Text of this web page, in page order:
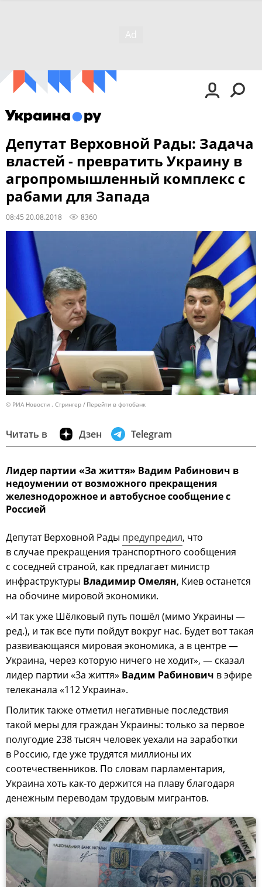
Депутат Верховной Рады: Задача
властей - превратить Украину в
агропромышленный комплекс с
рабами для Запада
08:45 20.08.2018 8360
© РИА Новости . Стрингер Перейти в фотобанк
Читать в Дзен Telegram
Лидер партии «За життя» Вадим Рабинович в
недоумении от возможного прекращения
железнодорожное и автобусное сообщение с
Россией
Депутат Верховной Рады предупредил, что
в случае прекращения транспортного сообщения
с соседней страной, как предлагает министр
инфраструктуры Владимир Омелян, Киев останется
на обочине мировой экономики.
«И так уже Шёлковый путь пошёл (мимо Украины —
ред.), и так все пути пойдут вокруг нас. Будет вот такая
развивающаяся мировая экономика, а в центре —
Украина, через которую ничего не ходит», — сказал
лидер партии «За життя» Вадим Рабинович в эфире
телеканала «112 Украина».
Политик также отметил негативные последствия
такой меры для граждан Украины: только за первое
полугодие 238 тысяч человек уехали на заработки
в Россию, где уже трудятся миллионы их
соотечественников. По словам парламентария,
Украина хоть как-то держится на плаву благодаря
денежным переводам трудовым мигрантов.